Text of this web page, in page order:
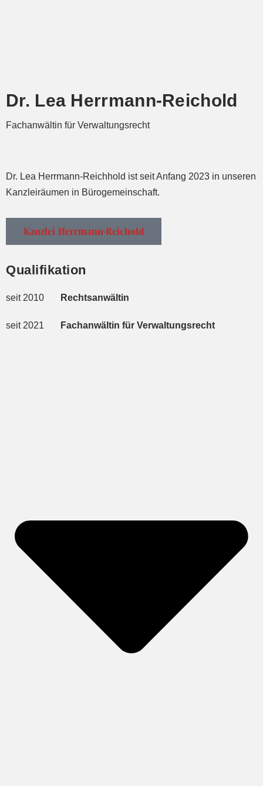
Dr. Lea Herrmann-Reichold
Fachanwältin für Verwaltungsrecht
Dr. Lea Herrmann-Reichhold ist seit Anfang 2023 in unseren
Kanzleiräumen in Bürogemeinschaft.
Kanzlei Herrmann-Reichold
Qualifikation
seit 2010 Rechtsanwältin
seit 2021 Fachanwältin für Verwaltungsrecht